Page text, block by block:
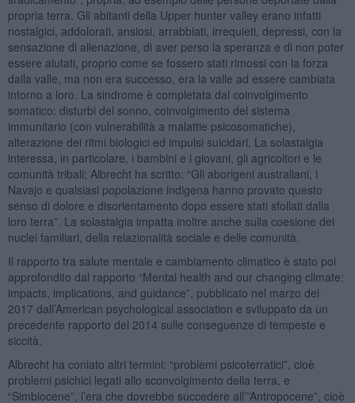
propria terra. Gli abitanti della Upper hunter valley erano infatti
nostalgici, addolorati, ansiosi, arrabbiati, irrequieti, depressi, con la
sensazione di alienazione, di aver perso la speranza e di non poter
essere aiutati, proprio come se fossero stati rimossi con la forza
dalla valle, ma non era successo, era la valle ad essere cambiata
intorno a loro. La sindrome è completata dal coinvolgimento
somatico: disturbi del sonno, coinvolgimento del sistema
immunitario (con vulnerabilità a malattie psicosomatiche),
alterazione dei ritmi biologici ed impulsi suicidari. La solastalgia
interessa, in particolare, i bambini e i giovani, gli agricoltori e le
comunità tribali; Albrecht ha scritto: “Gli aborigeni australiani, i
Navajo e qualsiasi popolazione indigena hanno provato questo
senso di dolore e disorientamento dopo essere stati sfollati dalla
loro terra”. La solastalgia impatta inoltre anche sulla coesione dei
nuclei familiari, della relazionalità sociale e delle comunità.
Il rapporto tra salute mentale e cambiamento climatico è stato poi
approfondito dal rapporto “Mental health and our changing climate:
impacts, implications, and guidance”, pubblicato nel marzo del
2017 dall’American psychological association e sviluppato da un
precedente rapporto del 2014 sulle conseguenze di tempeste e
siccità.
Albrecht ha coniato altri termini: “problemi psicoterratici”, cioè
problemi psichici legati allo sconvolgimento della terra, e
“Simbiocene”, l’era che dovrebbe succedere all’”Antropocene”, cioè